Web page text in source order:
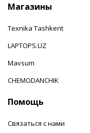
Магазины
Texnika Tashkent
LAPTOPS.UZ
Mavsum
CHEMODANCHIK
Помощь
Связаться с нами